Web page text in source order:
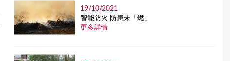
19/10/2021
智能防火 防患未「燃」
更多詳情